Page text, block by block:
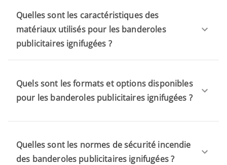
Quelles sont les caractéristiques des
matériaux utilisés pour les banderoles
publicitaires ignifugées ?
Quels sont les formats et options disponibles
pour les banderoles publicitaires ignifugées ?
Quelles sont les normes de sécurité incendie
des banderoles publicitaires ignifugées ?